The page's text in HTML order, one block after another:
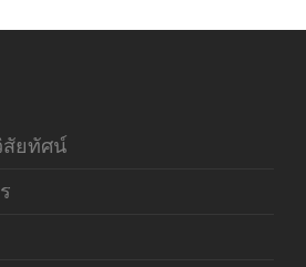
สัยทัศน์